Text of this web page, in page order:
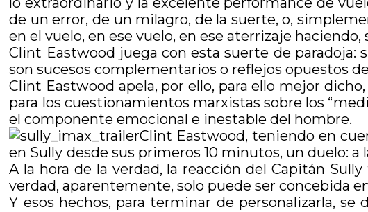
de un error, de un milagro, de la suerte, o,
en el vuelo, en ese vuelo, en ese aterrizaje
Clint Eastwood juega con esta suerte de paradoja:
son sucesos complementarios o reflejos opuestos
Clint Eastwood apela, por ello, para ello mejor
para los cuestionamientos marxistas sobre los
el componente emocional e inestable del hombre.
Clint Eastwood, teniendo en
en Sully desde sus primeros 10 minutos, un duelo:
A la hora de la verdad, la reacción del Capitán
verdad, aparentemente, solo puede ser concebida
Y esos hechos, para terminar de personalizarla,